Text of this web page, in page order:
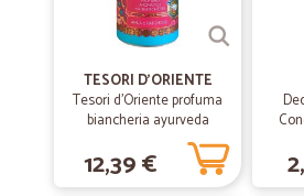
TESORI D'ORIENTE
Tesori d'Oriente profuma
biancheria ayurveda
12,39 €